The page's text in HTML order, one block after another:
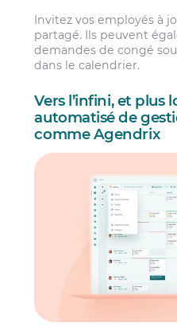
Invitez vos employés à
partagé. Ils peuvent
demandes de congé
dans le calendrier.
Vers l’infini, et plus
automatisé de
comme Agendrix